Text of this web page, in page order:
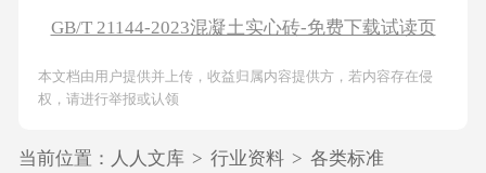
GB/T 21144-2023混凝土实心砖-免费下载试读页
本文档由用户提供并上传，收益归属内容提供方，若内容存在侵
权，请进行举报或认领
当前位置： 人人文库 > 行业资料 > 各类标准